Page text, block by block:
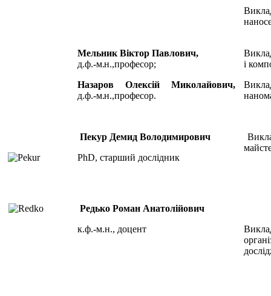
Мельник Віктор Павлович,
д.ф.-м.н.,професор;
і
Назаров Олексій Миколайович,
д.ф.-м.н.,професор.
Пекур Демид Володимирович
PhD, старший дослідник
Редько Роман Анатолійович
к.ф.-м.н., доцент